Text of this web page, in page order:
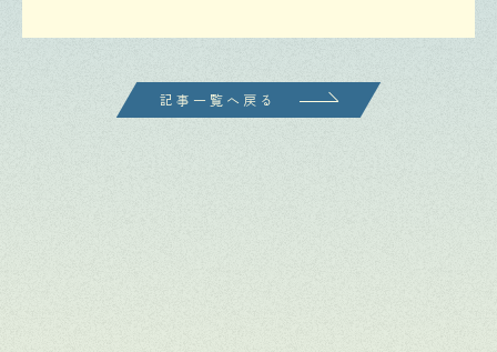
記事一覧へ戻る